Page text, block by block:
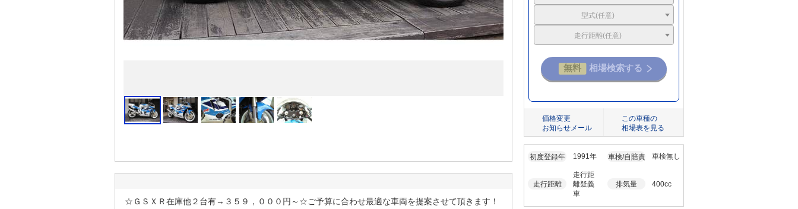
☆ＧＳＸＲ在庫他２台有→３５９，０００円～☆ご予算に合わせ最適な車両を提案させて頂きます！
型式(任意)
走行距離(任意)
価格変更
お知らせメール
この車種の
相場表を見る
初度登録年 1991年 車検/自賠責 車検無し
走行距離
走行距
離疑義
車
排気量 400cc